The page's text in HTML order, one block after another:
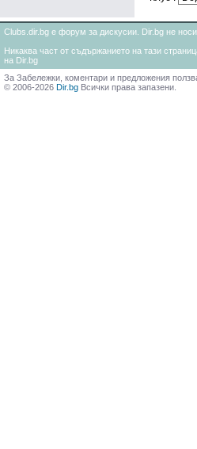
Clubs.dir.bg е форум за дискусии. Dir.bg не
Никаква част от съдържанието на тази
на Dir.bg
За Забележки, коментари и предложения
© 2006-2026 Dir.bg Всички права запазени.